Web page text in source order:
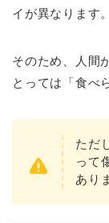
イが異なります。
そのため、人間
とっては「食べ
ただ
って
あり